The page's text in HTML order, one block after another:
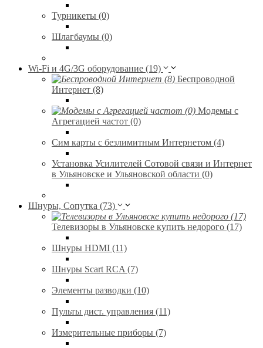
Турникеты (0)
Шлагбаумы (0)
Wi-Fi и 4G/3G оборудование (19)
Беспроводной
Интернет (8)
Модемы с
Агрегацией частот (0)
Сим карты с безлимитным Интернетом (4)
Установка Усилителей Сотовой связи и Интернет
в Ульяновске и Ульяновской области (0)
Шнуры, Сопутка (73)
Телевизоры в Ульяновске купить недорого (17)
Шнуры HDMI (11)
Шнуры Scart RCA (7)
Элементы разводки (10)
Пульты дист. управления (11)
Измерительные приборы (7)